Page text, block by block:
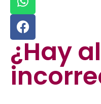
¿Hay